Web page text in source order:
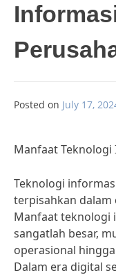
Posted on July 17,
Manfaat
Teknologi
terpisahkan dalam
Manfaat teknologi
sangatlah besar,
operasional
Dalam era digital